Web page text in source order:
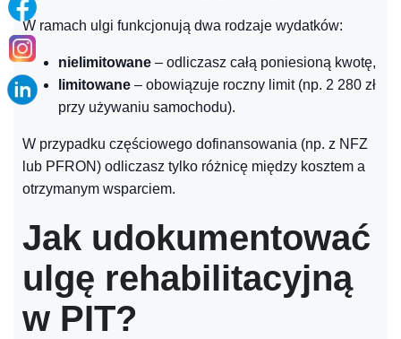
W ramach ulgi funkcjonują dwa rodzaje wydatków:
nielimitowane – odliczasz całą poniesioną kwotę,
limitowane – obowiązuje roczny limit (np. 2 280 zł
przy używaniu samochodu).
W przypadku częściowego dofinansowania (np. z NFZ
lub PFRON) odliczasz tylko różnicę między kosztem a
otrzymanym wsparciem.
Jak udokumentować
ulgę rehabilitacyjną
w PIT?